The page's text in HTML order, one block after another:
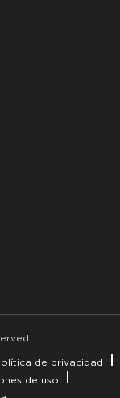
de privacidad
de uso